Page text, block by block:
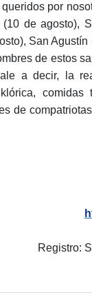
por
de agosto),
San
de estos
a decir, la
de
Registro: